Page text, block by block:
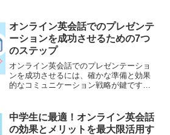
は、自宅での英会話学習を最大限に活か
すための効果的な学習法とそ...
オンライン英会話でのプレゼンテ
ーションを成功させるための7つ
のステップ
オンライン英会話でのプレゼンテーショ
ンを成功させるには、確かな準備と効果
的なコミュニケーション戦略が鍵です。
あるため、その特性に応じた適切なアプ
ローチが求められます。以...
中学生に最適！オンライン英会話
の効果とメリットを最大限活用す